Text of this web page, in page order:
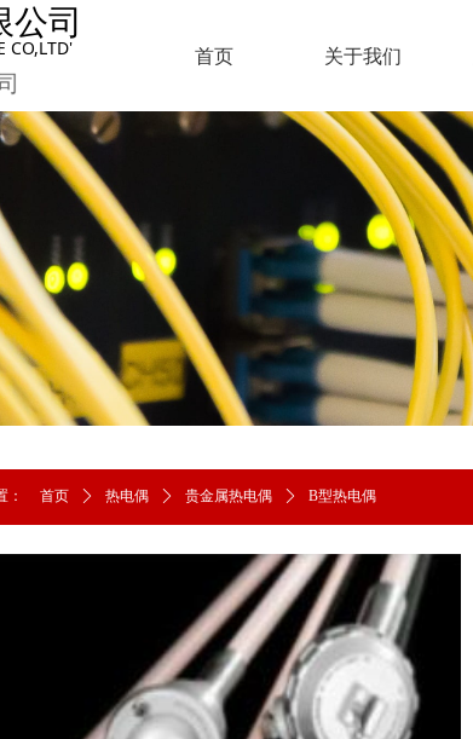
首页 关于我们
公司
CO,LTD'
： 首页 ꄲ 热电偶 ꄲ 贵金属热电偶 ꄲ B型热电偶